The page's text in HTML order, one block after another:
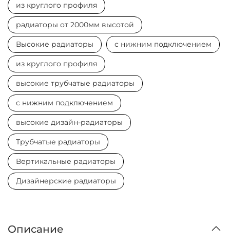
из круглого профиля
радиаторы от 2000мм высотой
Высокие радиаторы с нижним подключением
из круглого профиля
высокие трубчатые радиаторы
с нижним подключением
высокие дизайн-радиаторы
Трубчатые радиаторы
Вертикальные радиаторы
Дизайнерские радиаторы
Описание